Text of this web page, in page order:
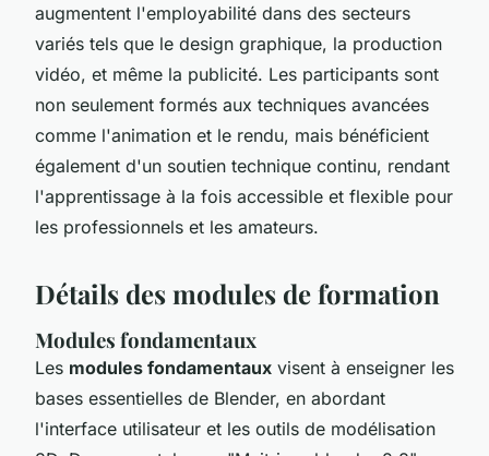
augmentent l'employabilité dans des secteurs
variés tels que le design graphique, la production
vidéo, et même la publicité. Les participants sont
non seulement formés aux techniques avancées
comme l'animation et le rendu, mais bénéficient
également d'un soutien technique continu, rendant
l'apprentissage à la fois accessible et flexible pour
les professionnels et les amateurs.
Détails des modules de formation
Modules fondamentaux
Les modules fondamentaux visent à enseigner les
bases essentielles de Blender, en abordant
l'interface utilisateur et les outils de modélisation